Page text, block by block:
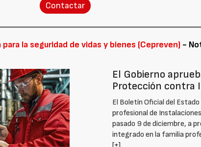
Contactar
la seguridad de vidas y bienes (Cepreven) -
El Gobierno
Protección contra
El Boletín Oficial del
profesional de
pasado 9 de diciembre, a
integrado en la familia